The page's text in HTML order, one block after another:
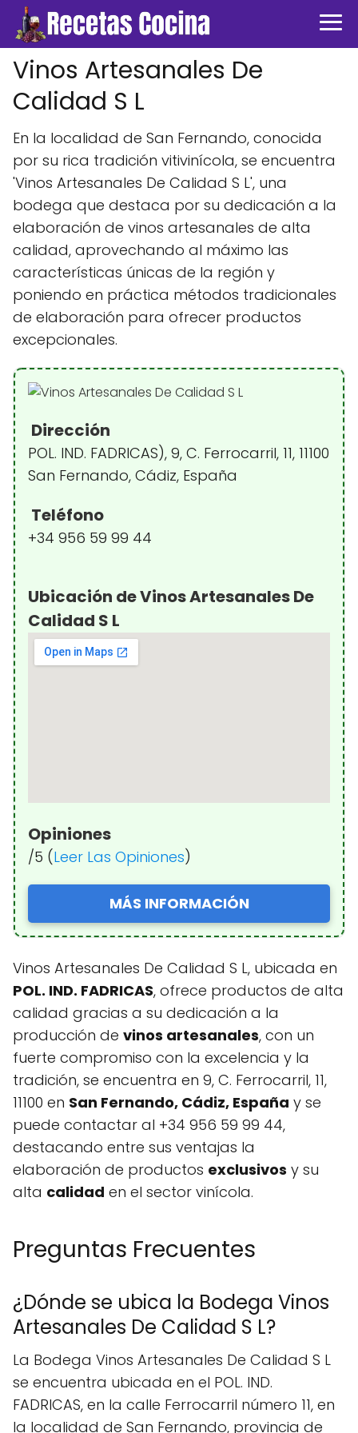
Vinos Artesanales De
Calidad S L
En la localidad de San Fernando, conocida
por su rica tradición vitivinícola, se encuentra
'Vinos Artesanales De Calidad S L', una
bodega que destaca por su dedicación a la
elaboración de vinos artesanales de alta
calidad, aprovechando al máximo las
características únicas de la región y
poniendo en práctica métodos tradicionales
de elaboración para ofrecer productos
excepcionales.
Dirección
POL. IND. FADRICAS), 9, C. Ferrocarril, 11, 11100
San Fernando, Cádiz, España
Teléfono
+34 956 59 99 44
Ubicación de Vinos Artesanales De
Calidad S L
Opiniones
/5 (Leer Las Opiniones)
MÁS INFORMACIÓN
Vinos Artesanales De Calidad S L, ubicada en
POL. IND. FADRICAS, ofrece productos de alta
calidad gracias a su dedicación a la
producción de vinos artesanales, con un
fuerte compromiso con la excelencia y la
tradición, se encuentra en 9, C. Ferrocarril, 11,
11100 en San Fernando, Cádiz, España y se
puede contactar al +34 956 59 99 44,
destacando entre sus ventajas la
elaboración de productos exclusivos y su
alta calidad en el sector vinícola.
Preguntas Frecuentes
¿Dónde se ubica la Bodega Vinos
Artesanales De Calidad S L?
La Bodega Vinos Artesanales De Calidad S L
se encuentra ubicada en el POL. IND.
FADRICAS, en la calle Ferrocarril número 11, en
la localidad de San Fernando, provincia de